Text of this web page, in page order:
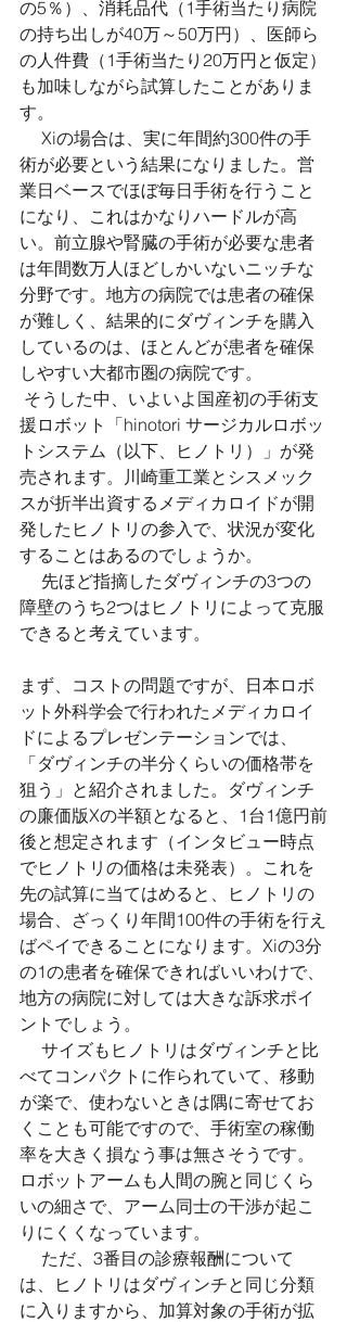
の5％）、消耗品代（1手術当たり病院
の持ち出しが40万～50万円）、医師ら
の人件費（1手術当たり20万円と仮定）
も加味しながら試算したことがありま
す。
術が必要という結果になりました。営
業日ベースでほぼ毎日手術を行うこと
になり、これはかなりハードルが高
い。前立腺や腎臓の手術が必要な患者
は年間数万人ほどしかいないニッチな
分野です。地方の病院では患者の確保
が難しく、結果的にダヴィンチを購入
しているのは、ほとんどが患者を確保
しやすい大都市圏の病院です。
援ロボット「hinotori サージカルロボッ
トシステム（以下、ヒノトリ）」が発
売されます。川崎重工業とシスメック
スが折半出資するメディカロイドが開
発したヒノトリの参入で、状況が変化
することはあるのでしょうか。
障壁のうち2つはヒノトリによって克服
できると考えています。
まず、コストの問題ですが、日本ロボ
ット外科学会で行われたメディカロイ
ドによるプレゼンテーションでは、
「ダヴィンチの半分くらいの価格帯を
狙う」と紹介されました。ダヴィンチ
の廉価版Xの半額となると、1台1億円前
後と想定されます（インタビュー時点
でヒノトリの価格は未発表）。これを
先の試算に当てはめると、ヒノトリの
場合、ざっくり年間100件の手術を行え
ばペイできることになります。Xiの3分
の1の患者を確保できればいいわけで、
地方の病院に対しては大きな訴求ポイ
ントでしょう。
べてコンパクトに作られていて、移動
が楽で、使わないときは隅に寄せてお
くことも可能ですので、手術室の稼働
率を大きく損なう事は無さそうです。
ロボットアームも人間の腕と同じくら
いの細さで、アーム同士の干渉が起こ
りにくくなっています。
は、ヒノトリはダヴィンチと同じ分類
に入りますから、加算対象の手術が拡